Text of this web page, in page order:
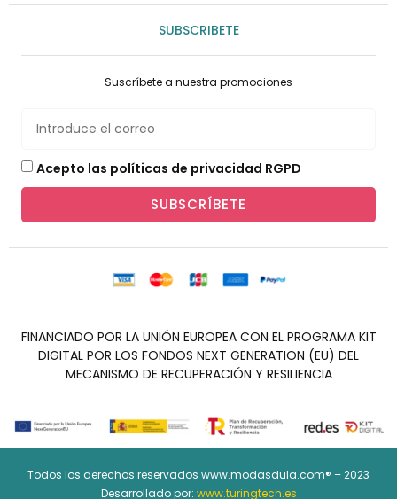
SUBSCRIBETE
Suscríbete a nuestra promociones
Acepto las políticas de privacidad RGPD
SUBSCRÍBETE
FINANCIADO POR LA UNIÓN EUROPEA CON EL PROGRAMA KIT
DIGITAL POR LOS FONDOS NEXT GENERATION (EU) DEL
MECANISMO DE RECUPERACIÓN Y RESILIENCIA
Todos los derechos reservados www.modasdula.com® – 2023
Desarrollado por: www.turingtech.es